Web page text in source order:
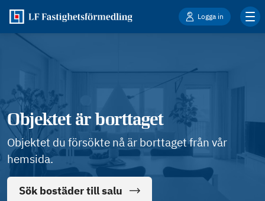
Logga in
Objektet är borttaget
Objektet du försökte nå är borttaget från vår
hemsida.
Sök bostäder till salu